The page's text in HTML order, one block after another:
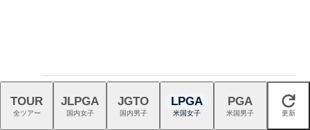
竹田麗央が14ランクアップ 予選
落ちの山下美夢有は4位で変わらず
閉じる
TOUR
全ツアー
JLPGA
国内女子
JGTO
国内男子
LPGA
米国女子
PGA
米国男子 更新